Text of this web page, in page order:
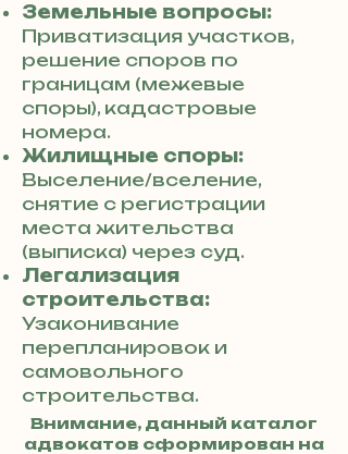
Земельные вопросы:
Приватизация участков,
решение споров по
границам (межевые
споры), кадастровые
номера.
Жилищные споры:
Выселение/вселение,
снятие с регистрации
места жительства
(выписка) через суд.
Легализация
строительства:
Узаконивание
перепланировок и
самовольного
строительства.
Внимание, данный каталог
адвокатов сформирован на